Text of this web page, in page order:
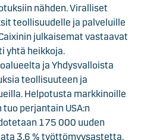
nähden. Viralliset
teollisuudelle ja palveluille
julkaisemat vastaavat
yhtä heikkoja.
ja Yhdysvalloista
teollisuuteen ja
Helpotusta markkinoille
perjantain USA:n
175 000 uuden
3,6 % työttömyysastetta.